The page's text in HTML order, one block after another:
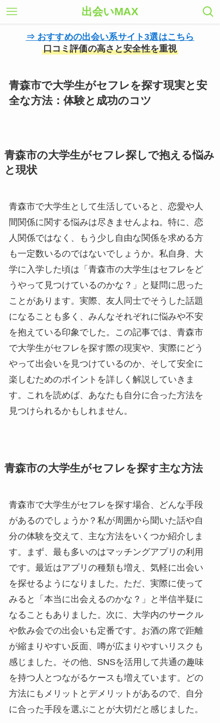
出会いMAX
⇒ おすすめの出会い系サイト3選はこちら
口コミ評価の高さと安全性を重視
青森市で大学生がセフレを探す現実と安
全な方法：体験と成功のコツ
青森市の大学生がセフレ探しで抱える悩み
と現状
青森市で大学生として生活していると、恋愛や人
間関係に関する悩みは尽きませんよね。特に、恋
人関係ではなく、もう少し自由な関係を求める方
も一定数いるのではないでしょうか。私自身、大
学に入学した頃は「青森市の大学生はセフレをど
うやって見つけているのかな？」と疑問に思った
ことがあります。実際、友人同士でそうした話題
になることも多く、みんなそれぞれに悩みや不安
を抱えている印象でした。この記事では、青森市
で大学生がセフレを探す際の現実や、実際にどう
やって出会いを見つけているのか、そして安全に
楽しむためのポイントを詳しく解説していきま
す。これを読めば、あなたも自分に合った方法を
見つけられるかもしれません。
青森市の大学生がセフレを探す主な方法
青森市で大学生がセフレを探す場合、どんな手段
があるのでしょうか？私が周囲から聞いた話や自
分の体験を交えて、主な方法をいくつか紹介しま
す。まず、最も多いのはマッチングアプリの利用
です。最近はアプリの種類も増え、気軽に出会い
を探せるようになりました。ただ、実際に使って
みると「本当に出会えるのかな？」と半信半疑に
なることもありました。次に、大学内のサークル
や飲み会での出会いも定番です。お酒の席で距離
が縮まりやすい反面、噂が広まりやすいリスクも
感じました。その他、SNSを活用して共通の趣味
を持つ人とつながるケースも増えています。どの
方法にもメリットとデメリットがあるので、自分
に合った手段を選ぶことが大切だと感じました。